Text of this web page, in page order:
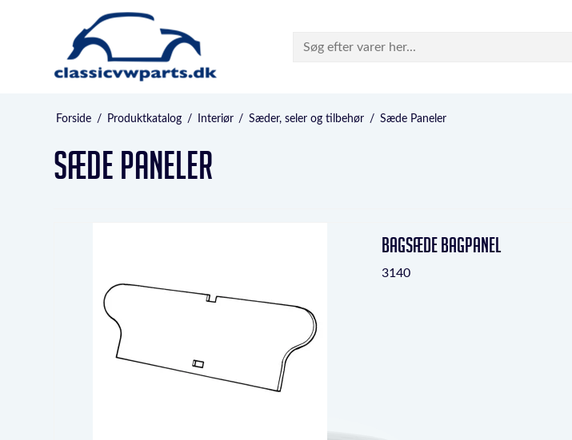
Forside / Produktkatalog / Interiør / Sæder, seler og tilbehør / Sæde Paneler
Sæde Paneler
Bagsæde bagpanel
3140